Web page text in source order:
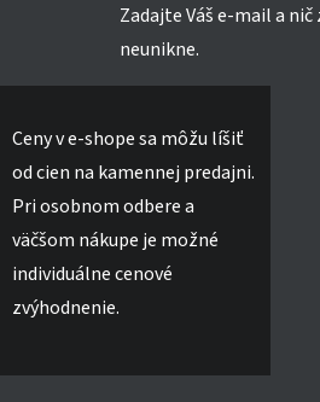
Zadajte Váš e-mail a nič
neunikne.
Ceny v e-shope sa môžu líšiť
od cien na kamennej predajni.
Pri osobnom odbere a
väčšom nákupe je možné
individuálne cenové
zvýhodnenie.